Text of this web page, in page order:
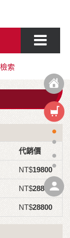
索
代銷價
NT$19800
NT$28800
NT$28800